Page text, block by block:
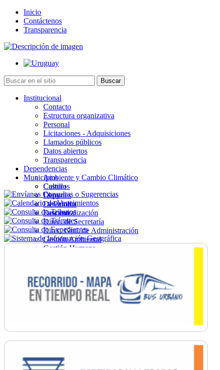
Inicio
Contáctenos
Transparencia
Institucional
Contacto
Estructura organizativa
Personal
Licitaciones - Adquisiciones
Llamados públicos
Datos abiertos
Transparencia
Dependencias
Ambiente y Cambio Climático
Cultura
Deportes
Desarrollo
Descentralización
Direc. de Secretaría
Direc. Gral. de Administración
Gestión Ambiental
Gestión Humana
Ordenamiento
Promoción Social
Salud
Secretaría General
Municipios
Castillos
Chuy
La Paloma
Lascano